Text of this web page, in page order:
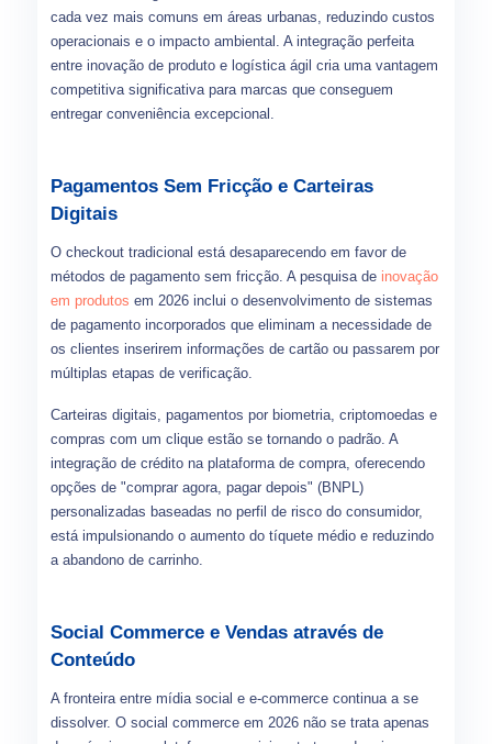
cada vez mais comuns em áreas urbanas, reduzindo custos
operacionais e o impacto ambiental. A integração perfeita
entre inovação de produto e logística ágil cria uma vantagem
competitiva significativa para marcas que conseguem
entregar conveniência excepcional.
Pagamentos Sem Fricção e Carteiras
Digitais
O checkout tradicional está desaparecendo em favor de
métodos de pagamento sem fricção. A pesquisa de inovação
em produtos em 2026 inclui o desenvolvimento de sistemas
de pagamento incorporados que eliminam a necessidade de
os clientes inserirem informações de cartão ou passarem por
múltiplas etapas de verificação.
Carteiras digitais, pagamentos por biometria, criptomoedas e
compras com um clique estão se tornando o padrão. A
integração de crédito na plataforma de compra, oferecendo
opções de "comprar agora, pagar depois" (BNPL)
personalizadas baseadas no perfil de risco do consumidor,
está impulsionando o aumento do tíquete médio e reduzindo
a abandono de carrinho.
Social Commerce e Vendas através de
Conteúdo
A fronteira entre mídia social e e-commerce continua a se
dissolver. O social commerce em 2026 não se trata apenas